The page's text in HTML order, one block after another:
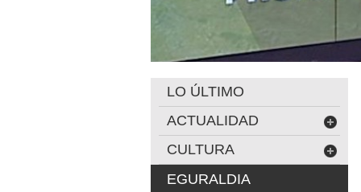
LO ÚLTIMO
ACTUALIDAD
CULTURA
EGURALDIA